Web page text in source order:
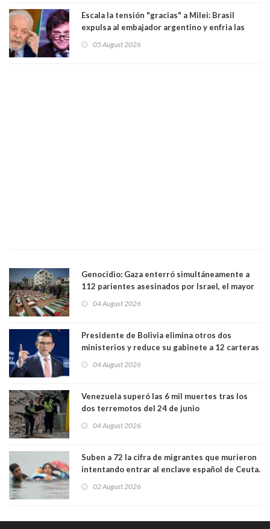
Escala la tensión "gracias" a Milei: Brasil
expulsa al embajador argentino y enfria las
trasandino
05 August 2026
Genocidio: Gaza enterró simultáneamente a
112 parientes asesinados por Israel, el mayor
muertos figuran 44 niños y nueve ancianos
04 August 2026
Presidente de Bolivia elimina otros dos
ministerios y reduce su gabinete a 12 carteras
04 August 2026
Venezuela superó las 6 mil muertes tras los
dos terremotos del 24 de junio
04 August 2026
Suben a 72 la cifra de migrantes que murieron
intentando entrar al enclave español de Ceuta.
02 August 2026